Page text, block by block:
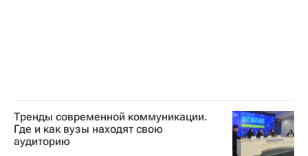
Тренды современной коммуникации.
Где и как вузы находят свою
аудиторию